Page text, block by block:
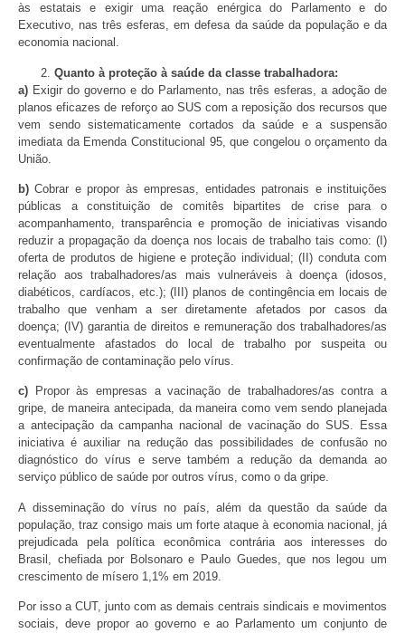
às estatais e exigir uma reação enérgica do Parlamento e do
Executivo, nas três esferas, em defesa da saúde da população e da
economia nacional.
Quanto à proteção à saúde da classe trabalhadora:
a) Exigir do governo e do Parlamento, nas três esferas, a adoção de
planos eficazes de reforço ao SUS com a reposição dos recursos que
vem sendo sistematicamente cortados da saúde e a suspensão
imediata da Emenda Constitucional 95, que congelou o orçamento da
União.
b) Cobrar e propor às empresas, entidades patronais e instituições
públicas a constituição de comitês bipartites de crise para o
acompanhamento, transparência e promoção de iniciativas visando
reduzir a propagação da doença nos locais de trabalho tais como: (I)
oferta de produtos de higiene e proteção individual; (II) conduta com
relação aos trabalhadores/as mais vulneráveis à doença (idosos,
diabéticos, cardíacos, etc.); (III) planos de contingência em locais de
trabalho que venham a ser diretamente afetados por casos da
doença; (IV) garantia de direitos e remuneração dos trabalhadores/as
eventualmente afastados do local de trabalho por suspeita ou
confirmação de contaminação pelo vírus.
c)
Propor às empresas a vacinação de trabalhadores/as contra a
gripe, de maneira antecipada, da maneira como vem sendo planejada
a antecipação da campanha nacional de vacinação do SUS. Essa
iniciativa é auxiliar na redução das possibilidades de confusão no
diagnóstico do vírus e serve também a redução da demanda ao
serviço público de saúde por outros vírus, como o da gripe.
A disseminação do vírus no país, além da questão da saúde da
população, traz consigo mais um forte ataque à economia nacional, já
prejudicada pela política econômica contrária aos interesses do
Brasil, chefiada por Bolsonaro e Paulo Guedes, que nos legou um
crescimento de mísero 1,1% em 2019.
Por isso a CUT, junto com as demais centrais sindicais e movimentos
sociais, deve propor ao governo e ao Parlamento um conjunto de